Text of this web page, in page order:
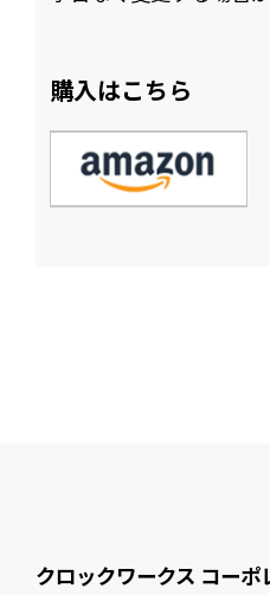
購入はこちら
クロックワークス コーポ